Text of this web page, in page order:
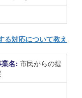
る対応について教え
名: 市民からの提